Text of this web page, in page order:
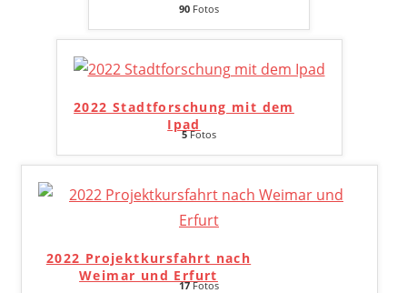
90 Fotos
2022 Stadtforschung mit dem
Ipad
5Fotos
2022 Projektkursfahrt nach
Weimar und Erfurt
17Fotos